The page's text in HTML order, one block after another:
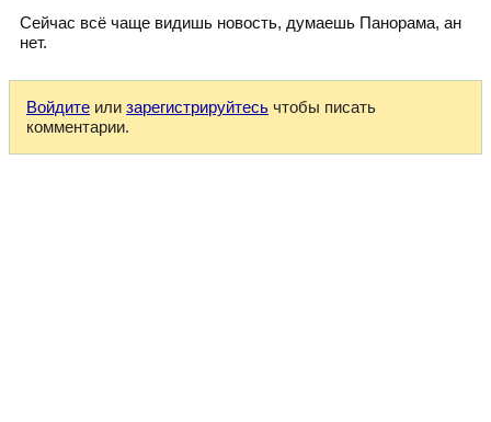
Сейчас всё чаще видишь новость, думаешь Панорама, ан
нет.
Войдите или зарегистрируйтесь чтобы писать
комментарии.